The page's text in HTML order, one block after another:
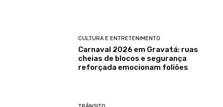
CULTURA E ENTRETENIMENTO
Carnaval 2026 em Gravatá: ruas
cheias de blocos e segurança
reforçada emocionam foliões